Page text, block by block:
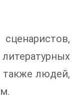
также людей,